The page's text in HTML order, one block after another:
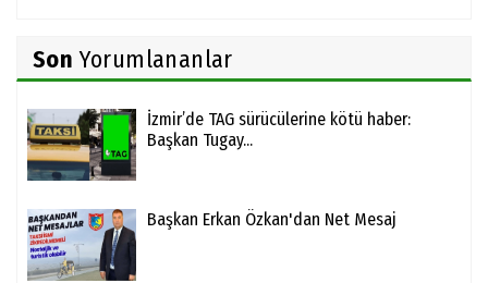
Son Yorumlananlar
İzmir’de TAG sürücülerine kötü haber:
Başkan Tugay...
Başkan Erkan Özkan'dan Net Mesaj